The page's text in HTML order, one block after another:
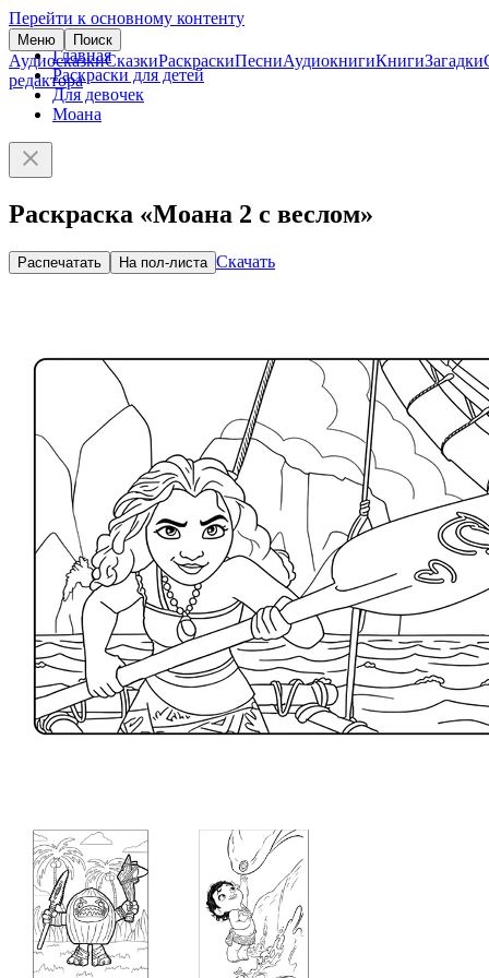
Перейти к основному контенту
Меню Поиск
АудиосказкиСказкиРаскраскиПесниАудиокнигиКнигиЗагадки
редактора
Главная
Раскраски для детей
Для девочек
Моана
Раскраска «Моана 2 с веслом»
Распечатать На пол-листа Скачать